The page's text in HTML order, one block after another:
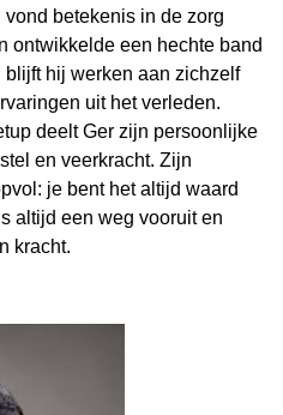
betekenis in de zorg
ontwikkelde een hechte band
hij werken aan zichzelf
uit het verleden.
deelt Ger zijn persoonlijke
en veerkracht. Zijn
je bent het altijd waard
altijd een weg vooruit en
kracht.